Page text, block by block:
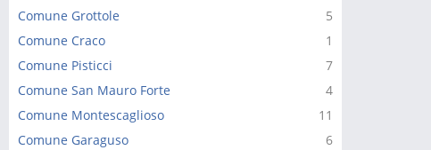
5
Comune Grottole
1
Comune Craco
7
Comune Pisticci
4
Comune San Mauro Forte
11
Comune Montescaglioso
6
Comune Garaguso